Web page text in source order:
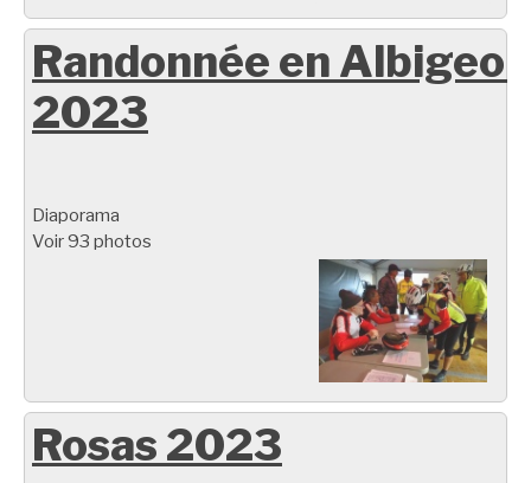
Randonnée en
2023
Diaporama
Voir 93 photos
Rosas 2023